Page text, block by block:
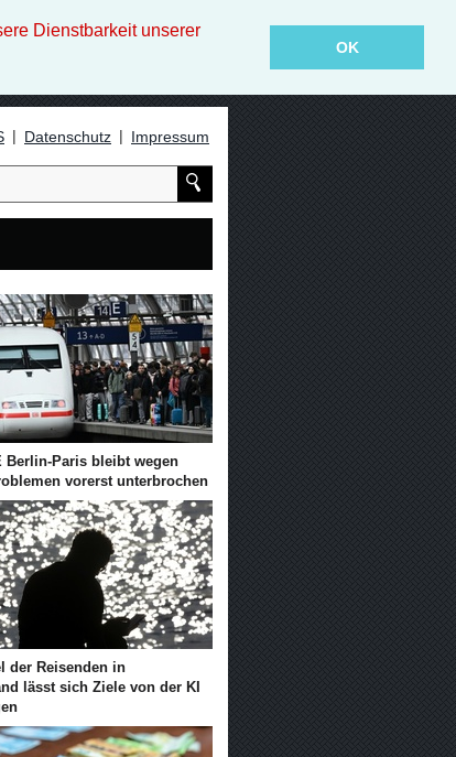
Dienstbarkeit unserer
OK
| Datenschutz | Impressum
Berlin-Paris bleibt wegen
vorerst unterbrochen
der Reisenden in
lässt sich Ziele von der KI